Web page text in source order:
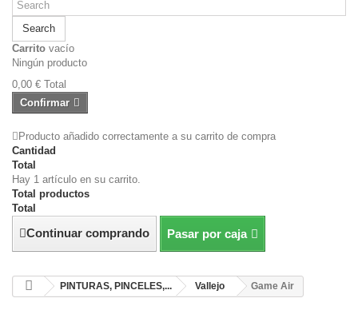
Search
Carrito vacío
Ningún producto
0,00 € Total
Confirmar
Producto añadido correctamente a su carrito de compra
Cantidad
Total
Hay 1 artículo en su carrito.
Total productos
Total
Continuar comprando Pasar por caja
PINTURAS, PINCELES,... Vallejo Game Air